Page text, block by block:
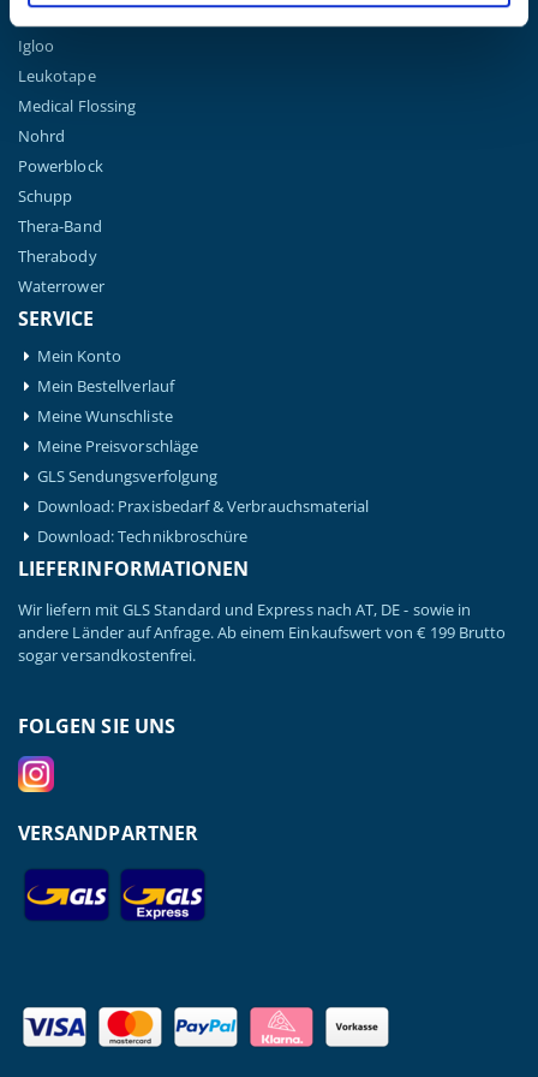
Hansaplast
Igloo
Leukotape
Medical Flossing
Nohrd
Powerblock
Schupp
Thera-Band
Therabody
Waterrower
SERVICE
Mein Konto
Mein Bestellverlauf
Meine Wunschliste
Meine Preisvorschläge
GLS Sendungsverfolgung
Download: Praxisbedarf & Verbrauchsmaterial
Download: Technikbroschüre
LIEFERINFORMATIONEN
Wir liefern mit GLS Standard und Express nach AT, DE - sowie in
andere Länder auf Anfrage. Ab einem Einkaufswert von € 199 Brutto
sogar versandkostenfrei.
FOLGEN SIE UNS
VERSANDPARTNER